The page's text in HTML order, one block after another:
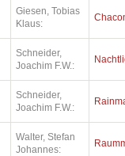
Giesen, Tobias
Klaus:
Schneider,
Joachim F.W.:
Schneider,
Joachim F.W.:
Walter, Stefan
Johannes: